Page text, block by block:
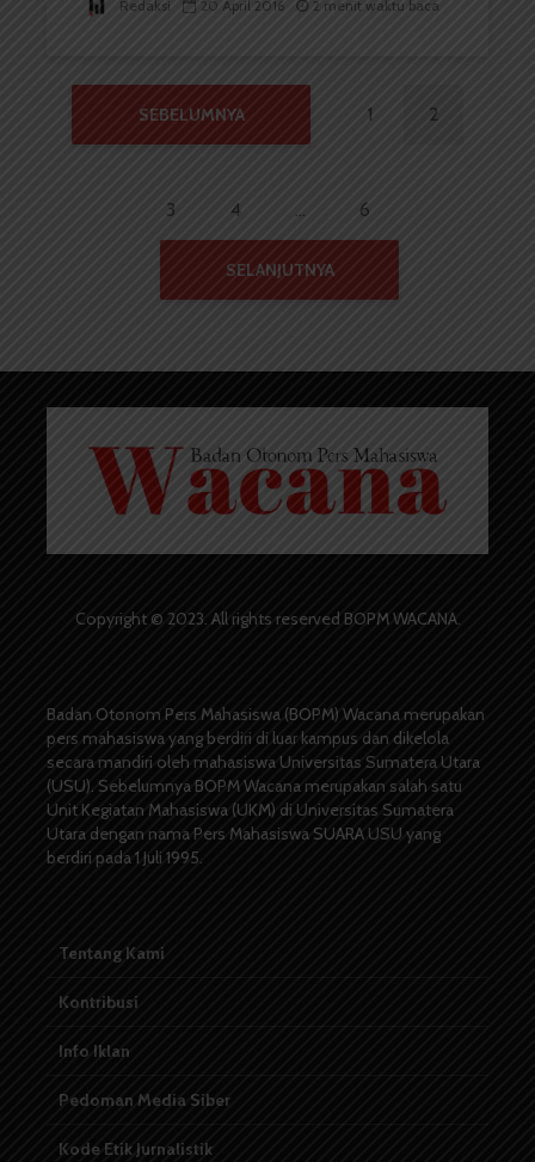
Redaksi 20 April 2016 2 menit waktu baca
SEBELUMNYA 1 2
3 4 … 6
SELANJUTNYA
Copyright © 2023. All rights reserved BOPM WACANA.
Badan Otonom Pers Mahasiswa (BOPM) Wacana merupakan
pers mahasiswa yang berdiri di luar kampus dan dikelola
secara mandiri oleh mahasiswa Universitas Sumatera Utara
(USU). Sebelumnya BOPM Wacana merupakan salah satu
Unit Kegiatan Mahasiswa (UKM) di Universitas Sumatera
Utara dengan nama Pers Mahasiswa SUARA USU yang
berdiri pada 1 Juli 1995.
Tentang Kami
Kontribusi
Info Iklan
Pedoman Media Siber
Kode Etik Jurnalistik